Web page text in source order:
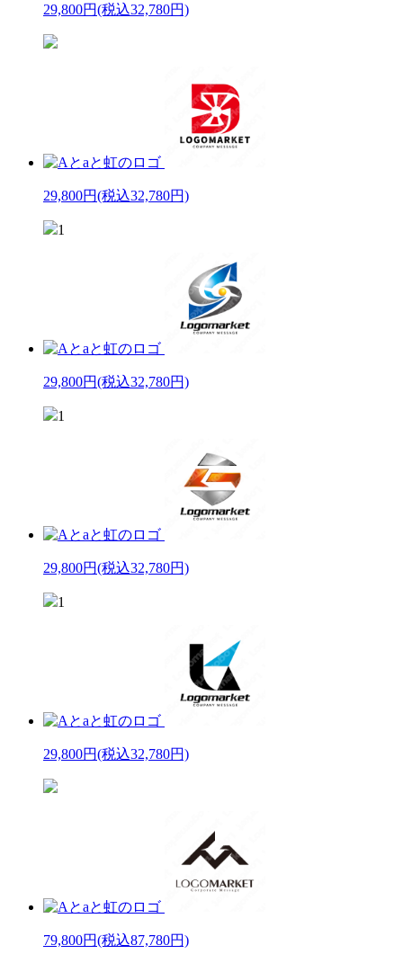
29,800円(税込32,780円)
29,800円(税込32,780円)
1
29,800円(税込32,780円)
1
29,800円(税込32,780円)
1
29,800円(税込32,780円)
79,800円(税込87,780円)